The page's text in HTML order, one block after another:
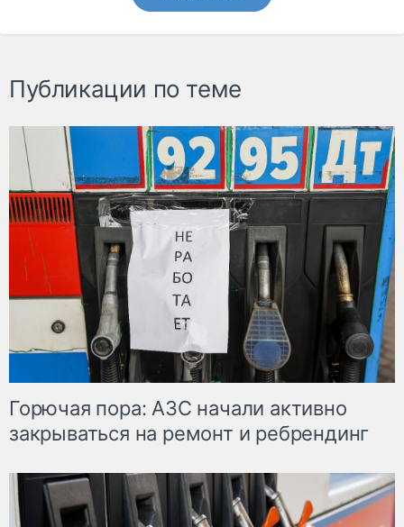
Публикации по теме
Горючая пора: АЗС начали активно
закрываться на ремонт и ребрендинг